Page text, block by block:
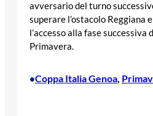
avversario del turno
superare l’ostacolo Reggiana
l’accesso alla fase successiva
Primavera.
•Coppa Italia Genoa